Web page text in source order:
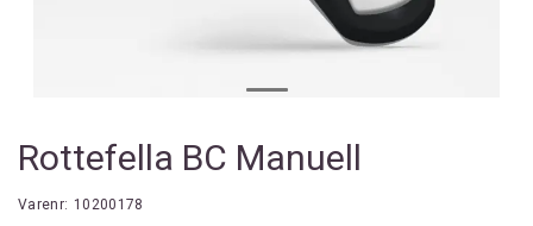
Rottefella BC Manuell
Varenr: 10200178